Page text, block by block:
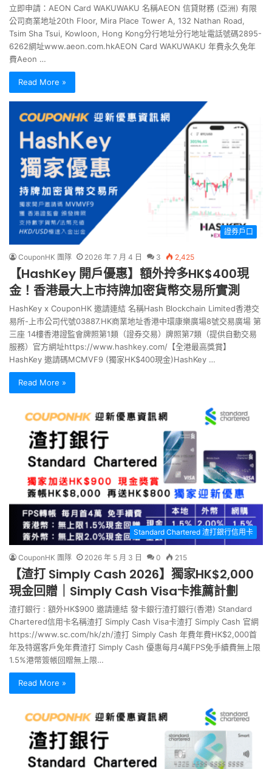
立即申請：AEON Card WAKUWAKU 名稱AEON 信貸財務 (亞洲) 有限
公司商業地址20th Floor, Mira Place Tower A, 132 Nathan Road,
Tsim Sha Tsui, Kowloon, Hong Kong分行地址分行地址電話號碼2895-
6262網址www.aeon.com.hkAEON Card WAKUWAKU 年費永久免年
費Aeon …
Read More »
證券戶口
CouponHK 團隊 2026 年 7 月 4 日 3 2,425
【HashKey 開戶優惠】額外拎多HK$400現
金！香港最大上市持牌加密貨幣交易所實測
HashKey x CouponHK 邀請連結 名稱Hash Blockchain Limited香港交
易所-上市公司代號03887.HK商業地址香港中環康樂廣場8號交易廣場 第
三座 14樓香港證監會牌照第1類（證券交易）牌照第7類（提供自動交易
服務）官方網址https://www.hashkey.com/【全港最高獎賞】
HashKey 邀請碼MCMVF9 (獨家HK$400現金)HashKey …
Read More »
Standard Chartered 渣打銀行信用卡
CouponHK 團隊 2026 年 5 月 3 日 0 215
【渣打 Simply Cash 2026】獨家HK$2,000
現金回贈｜Simply Cash Visa卡推薦計劃
渣打銀行 : 額外HK$900 邀請連結 發卡銀行渣打銀行(香港) Standard
Chartered信用卡名稱渣打 Simply Cash Visa卡渣打 Simply Cash 官網
https://www.sc.com/hk/zh/渣打 Simply Cash 年費年費HK$2,000首
年及特選客戶免年費渣打 Simply Cash 優惠每月4萬FPS免手續費無上限
1.5%港幣簽帳回贈無上限…
Read More »